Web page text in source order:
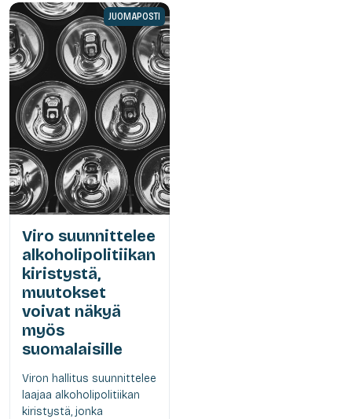
JUOMAPOSTI
Viro suunnittelee
alkoholipolitiikan
kiristystä,
muutokset
voivat näkyä
myös
suomalaisille
Viron hallitus suunnittelee
laajaa alkoholipolitiikan
kiristystä, jonka